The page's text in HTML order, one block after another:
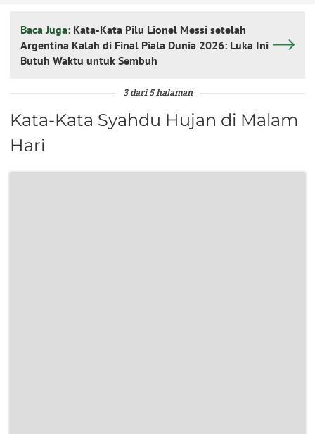
Baca Juga: Kata-Kata Pilu Lionel Messi setelah
Argentina Kalah di Final Piala Dunia 2026: Luka Ini
Butuh Waktu untuk Sembuh
3 dari 5 halaman
Kata-Kata Syahdu Hujan di Malam
Hari